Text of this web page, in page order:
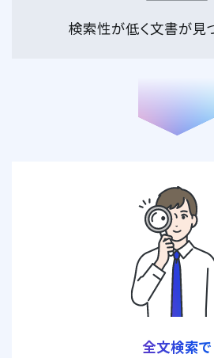
検索性が低く文書が見
全文検索で